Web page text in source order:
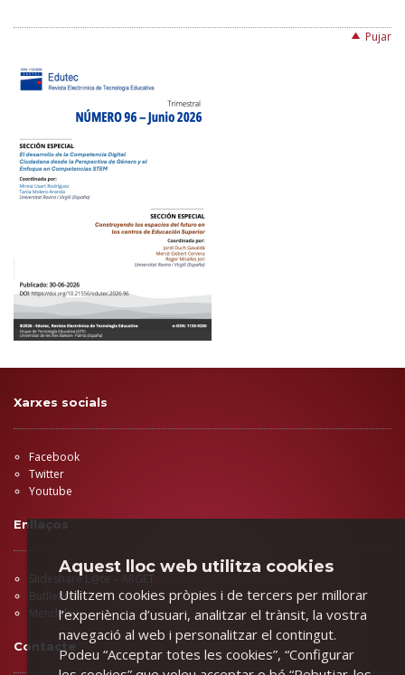
Pujar
Xarxes socials
Facebook
Twitter
Youtube
Enllaços
Slideshare L@te – ARGET
Butlletins
Mendeley
Contacte
Aquest lloc web utilitza cookies
Utilitzem cookies pròpies i de tercers per millorar
l’experiència d’usuari, analitzar el trànsit, la vostra
navegació al web i personalitzar el contingut.
Podeu “Acceptar totes les cookies”, “Configurar